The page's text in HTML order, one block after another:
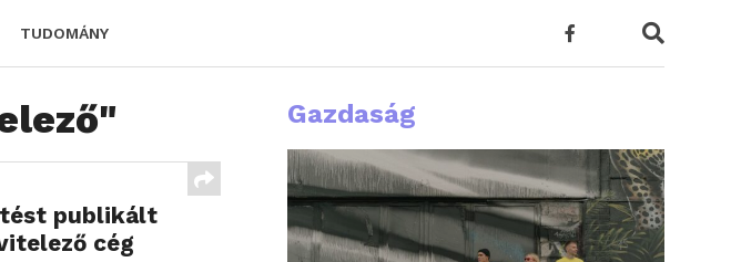
TUDOMÁNY
publikált
cég
Gazdaság